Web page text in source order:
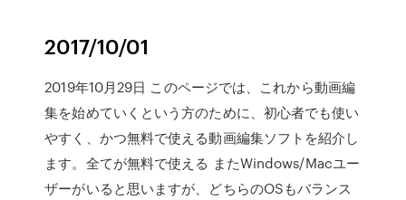
2017/10/01
2019年10月29日 このページでは、これから動画編
集を始めていくという方のために、初心者でも使い
やすく、かつ無料で使える動画編集ソフトを紹介し
ます。全てが無料で使える またWindows/Macユー
ザーがいると思いますが、どちらのOSもバランス